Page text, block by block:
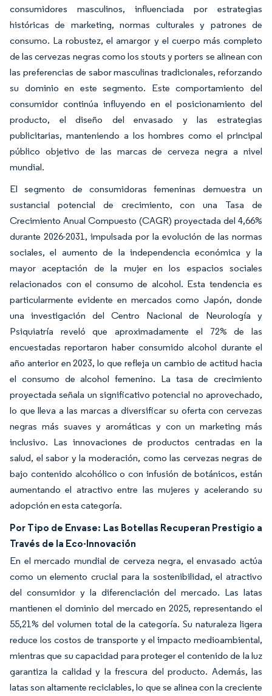
consumidores masculinos, influenciada por estrategias
históricas de marketing, normas culturales y patrones de
consumo. La robustez, el amargor y el cuerpo más completo
de las cervezas negras como los stouts y porters se alinean con
las preferencias de sabor masculinas tradicionales, reforzando
su dominio en este segmento. Este comportamiento del
consumidor continúa influyendo en el posicionamiento del
producto, el diseño del envasado y las estrategias
publicitarias, manteniendo a los hombres como el principal
público objetivo de las marcas de cerveza negra a nivel
mundial.
El segmento de consumidoras femeninas demuestra un
sustancial potencial de crecimiento, con una Tasa de
Crecimiento Anual Compuesto (CAGR) proyectada del 4,66%
durante 2026-2031, impulsada por la evolución de las normas
sociales, el aumento de la independencia económica y la
mayor aceptación de la mujer en los espacios sociales
relacionados con el consumo de alcohol. Esta tendencia es
particularmente evidente en mercados como Japón, donde
una investigación del Centro Nacional de Neurología y
Psiquiatría reveló que aproximadamente el 72% de las
encuestadas reportaron haber consumido alcohol durante el
año anterior en 2023, lo que refleja un cambio de actitud hacia
el consumo de alcohol femenino. La tasa de crecimiento
proyectada señala un significativo potencial no aprovechado,
lo que lleva a las marcas a diversificar su oferta con cervezas
negras más suaves y aromáticas y con un marketing más
inclusivo. Las innovaciones de productos centradas en la
salud, el sabor y la moderación, como las cervezas negras de
bajo contenido alcohólico o con infusión de botánicos, están
aumentando el atractivo entre las mujeres y acelerando su
adopción en esta categoría.
Por Tipo de Envase: Las Botellas Recuperan Prestigio a
Través de la Eco-Innovación
En el mercado mundial de cerveza negra, el envasado actúa
como un elemento crucial para la sostenibilidad, el atractivo
del consumidor y la diferenciación del mercado. Las latas
mantienen el dominio del mercado en 2025, representando el
55,21% del volumen total de la categoría. Su naturaleza ligera
reduce los costos de transporte y el impacto medioambiental,
mientras que su capacidad para proteger el contenido de la luz
garantiza la calidad y la frescura del producto. Además, las
latas son altamente reciclables, lo que se alinea con la creciente